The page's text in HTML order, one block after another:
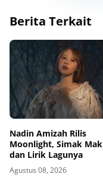
Berita Terkait
Nadin Amizah Rilis
Moonlight, Simak
dan Lirik Lagunya
Agustus 08, 2026